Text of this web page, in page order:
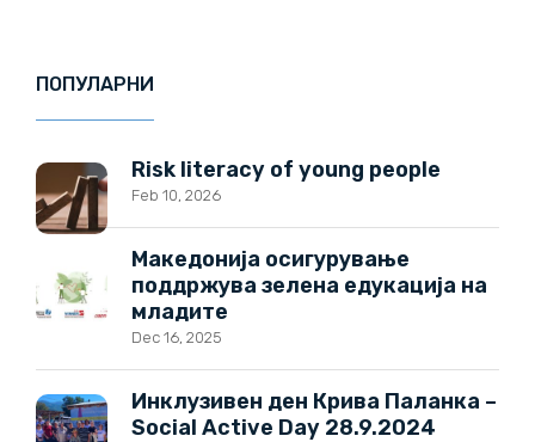
ПОПУЛАРНИ
Risk literacy of young people
Feb 10, 2026
Македонија осигурување
поддржува зелена едукација на
младите
Dec 16, 2025
Инклузивен ден Крива Паланка –
Social Active Day 28.9.2024